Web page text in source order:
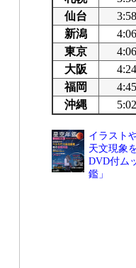
仙台
3:58
新潟
4:06
東京
4:06
大阪
4:24
福岡
4:45
沖縄
5:02
イラスト
天文現象
DVD付ム
鑑」